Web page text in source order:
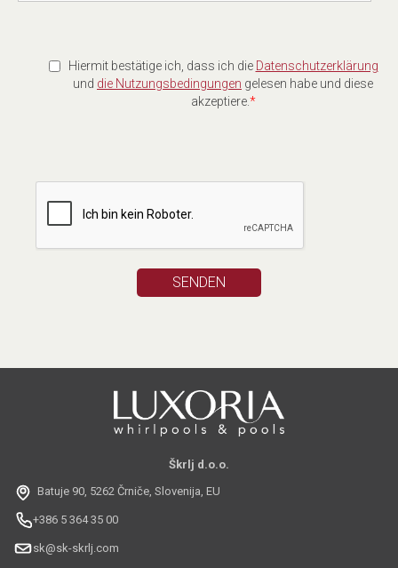
Hiermit bestätige ich, dass ich die Datenschutzerklärung
und die Nutzungsbedingungen gelesen habe und diese
akzeptiere.*
Škrlj d.o.o.
Batuje 90, 5262 Črniče, Slovenija, EU
+386 5 364 35 00
sk@sk-skrlj.com